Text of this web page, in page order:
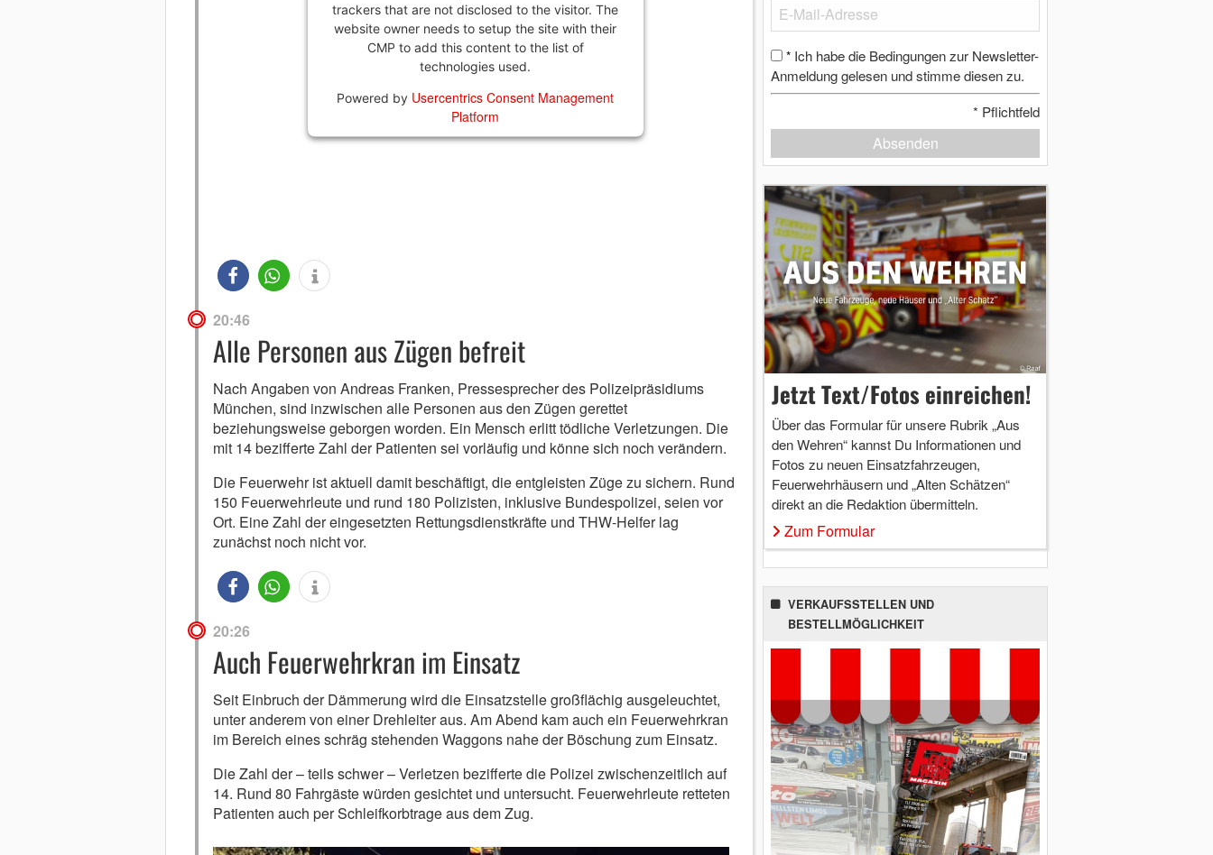
trackers that are not disclosed to the visitor. The
website owner needs to setup the site with their
CMP to add this content to the list of
technologies used.
Powered by Usercentrics Consent Management
Platform
20:46
Alle Personen aus Zügen befreit
Nach Angaben von Andreas Franken, Pressesprecher des Polizeipräsidiums
München, sind inzwischen alle Personen aus den Zügen gerettet
beziehungsweise geborgen worden. Ein Mensch erlitt tödliche Verletzungen. Die
mit 14 bezifferte Zahl der Patienten sei vorläufig und könne sich noch verändern.
Die Feuerwehr ist aktuell damit beschäftigt, die entgleisten Züge zu sichern. Rund
150 Feuerwehrleute und rund 180 Polizisten, inklusive Bundespolizei, seien vor
Ort. Eine Zahl der eingesetzten Rettungsdienstkräfte und THW-Helfer lag
zunächst noch nicht vor.
20:26
Auch Feuerwehrkran im Einsatz
Seit Einbruch der Dämmerung wird die Einsatzstelle großflächig ausgeleuchtet,
unter anderem von einer Drehleiter aus. Am Abend kam auch ein Feuerwehrkran
im Bereich eines schräg stehenden Waggons nahe der Böschung zum Einsatz.
Die Zahl der – teils schwer – Verletzen bezifferte die Polizei zwischenzeitlich auf
14. Rund 80 Fahrgäste würden gesichtet und untersucht. Feuerwehrleute retteten
Patienten auch per Schleifkorbtrage aus dem Zug.
* Ich habe die Bedingungen zur Newsletter-
Anmeldung gelesen und stimme diesen zu.
* Pflichtfeld
Absenden
Jetzt Text/Fotos einreichen!
Über das Formular für unsere Rubrik „Aus
den Wehren“ kannst Du Informationen und
Fotos zu neuen Einsatzfahrzeugen,
Feuerwehrhäusern und „Alten Schätzen“
direkt an die Redaktion übermitteln.
Zum Formular
VERKAUFSSTELLEN UND
BESTELLMÖGLICHKEIT